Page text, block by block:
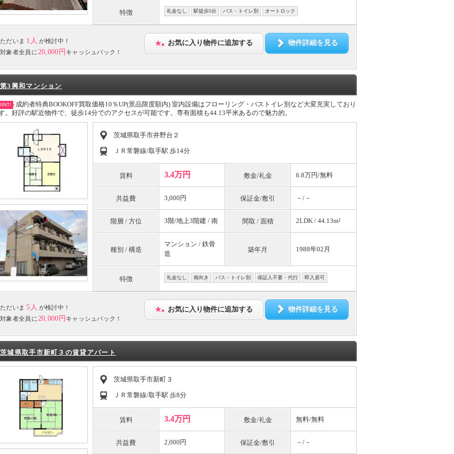
特徴 礼金なし 駅徒歩5分 バス・トイレ別 オートロック
ただいま 1人 が検討中！
対象者全員に20,000円 キャッシュバック！
お気に入り物件に追加する 物件詳細を見る
第3興和マンション
成約者特典BOOKOFF買取価格10％UP(景品限度額内) 室内設備はフローリング・バストイレ別など大変充実しており
。好評の駅近物件で、徒歩14分でのアクセスが可能です。専有面積も44.13平米あるので魅力的。
茨城県取手市井野台２
ＪＲ常磐線/取手駅 歩14分
賃料 3.4万円 敷金/礼金 6.8万円/無料
共益費 3,000円 保証金/敷引 －/－
階層 / 方位 3階/地上3階建 / 南 間取 / 面積 2LDK / 44.13m²
種別 / 構造
マンション / 鉄骨
造
築年月 1988年02月
特徴 礼金なし 南向き バス・トイレ別 保証人不要・代行 即入居可
ただいま 5人 が検討中！
対象者全員に 20,000円 キャッシュバック！
お気に入り物件に追加する 物件詳細を見る
茨城県取手市新町３の賃貸アパート
茨城県取手市新町３
ＪＲ常磐線/取手駅 歩8分
賃料 3.4万円 敷金/礼金 無料/無料
共益費 2,000円 保証金/敷引 －/－